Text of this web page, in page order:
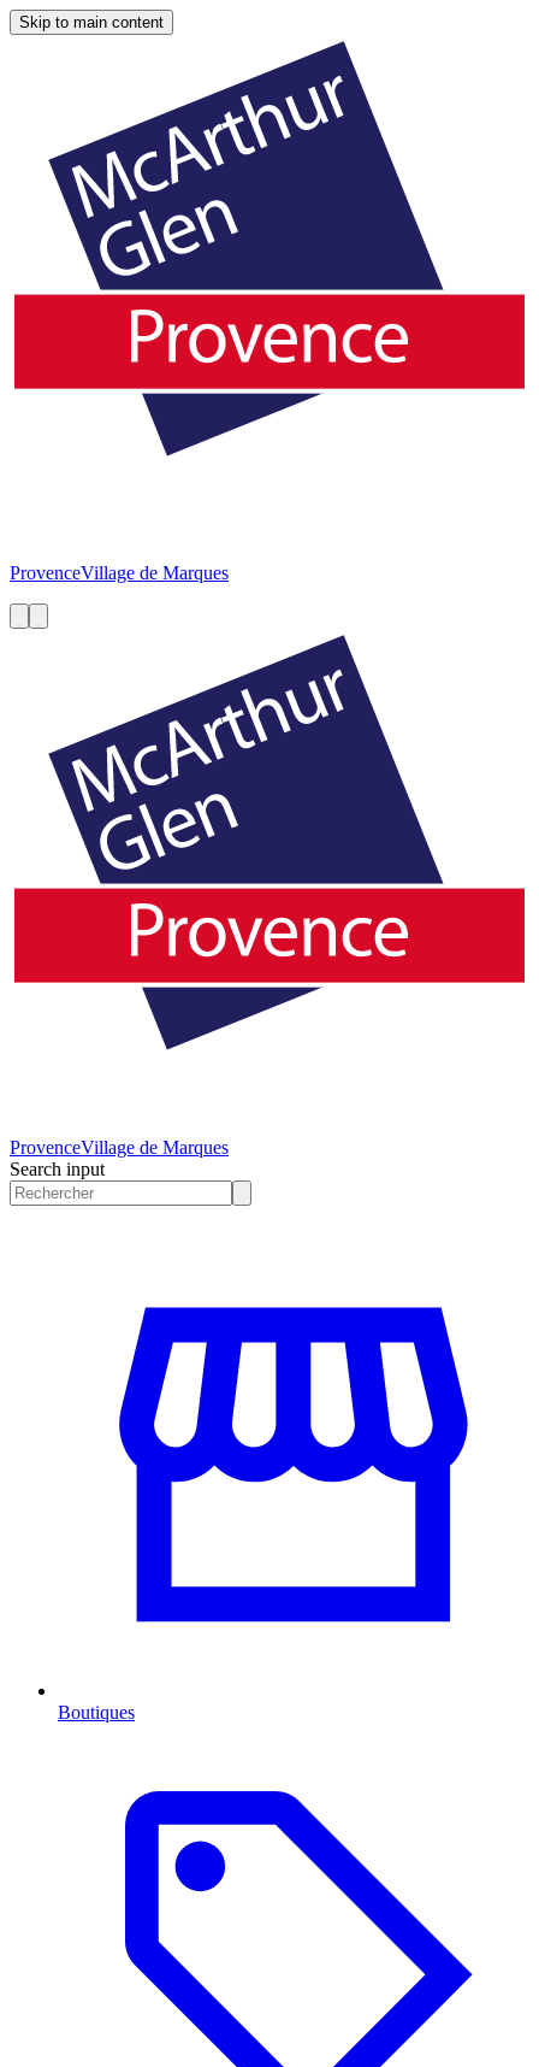
Skip to main content
ProvenceVillage de Marques
ProvenceVillage de Marques
Search input
Boutiques